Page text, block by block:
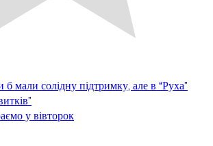
мали солідну підтримку, але в “Руха”
у вівторок